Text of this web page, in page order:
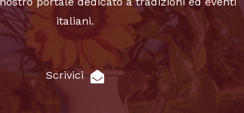
italiani.
Scrivici